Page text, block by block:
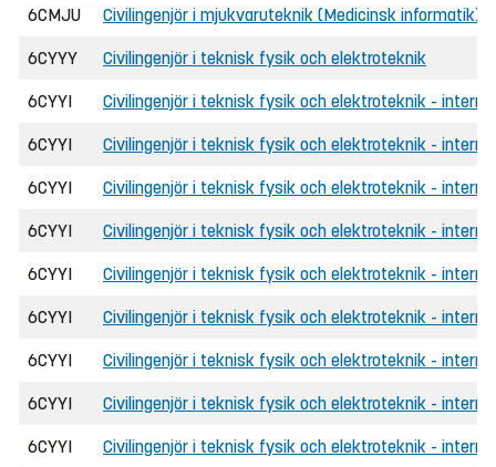
6CMJU Civilingenjör i mjukvaruteknik (Medicinsk informatik)
6CYYY Civilingenjör i teknisk fysik och elektroteknik
6CYYI Civilingenjör i teknisk fysik och elektroteknik -
6CYYI Civilingenjör i teknisk fysik och elektroteknik -
6CYYI Civilingenjör i teknisk fysik och elektroteknik -
6CYYI Civilingenjör i teknisk fysik och elektroteknik -
6CYYI Civilingenjör i teknisk fysik och elektroteknik -
6CYYI Civilingenjör i teknisk fysik och elektroteknik -
6CYYI Civilingenjör i teknisk fysik och elektroteknik -
6CYYI Civilingenjör i teknisk fysik och elektroteknik -
6CYYI Civilingenjör i teknisk fysik och elektroteknik -